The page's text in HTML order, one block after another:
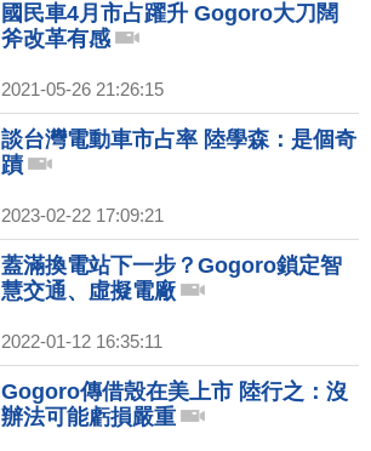
國民車4月市占躍升 Gogoro大刀闊
斧改革有感
2021-05-26 21:26:15
談台灣電動車市占率 陸學森：是個奇
蹟
2023-02-22 17:09:21
蓋滿換電站下一步？Gogoro鎖定智
慧交通、虛擬電廠
2022-01-12 16:35:11
Gogoro傳借殼在美上市 陸行之：沒
辦法可能虧損嚴重